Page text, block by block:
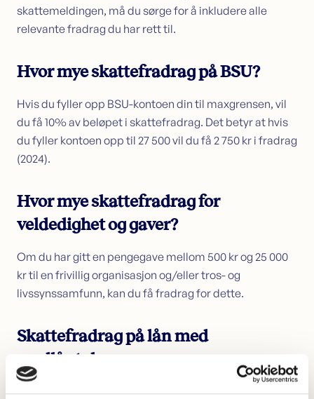
skattemeldingen, må du sørge for å inkludere alle
relevante fradrag du har rett til.
Hvor mye skattefradrag på BSU?
Hvis du fyller opp BSU-kontoen din til maxgrensen, vil
du få 10% av beløpet i skattefradrag. Det betyr at hvis
du fyller kontoen opp til 27 500 vil du få 2 750 kr i fradrag
(2024).
Hvor mye skattefradrag for
veldedighet og gaver?
Om du har gitt en pengegave mellom 500 kr og 25 000
kr til en frivillig organisasjon og/eller tros- og
livssynssamfunn, kan du få fradrag for dette.
Skattefradrag på lån med
medlåntaker
Har du et lån sammen med en annen, vil